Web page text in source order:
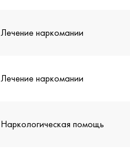
Лечение наркомании
Лечение наркомании
Наркологическая помощь